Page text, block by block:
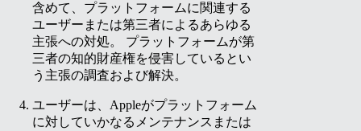
含めて、プラットフォームに関連する
ユーザーまたは第三者によるあらゆる
主張への対処。
プラットフォームが第
三者の知的財産権を侵害しているとい
う主張の調査および解決。
ユーザーは、Appleがプラットフォーム
に対していかなるメンテナンスまたは